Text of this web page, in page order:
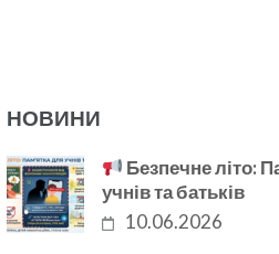
НОВИНИ
Безпечне літо:
учнів та батьків
10.06.2026